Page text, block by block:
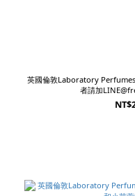
英國倫敦Laboratory Perfumes生
者請加